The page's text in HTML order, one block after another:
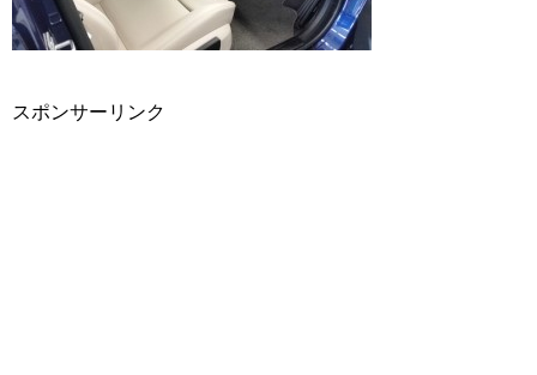
スポンサーリンク